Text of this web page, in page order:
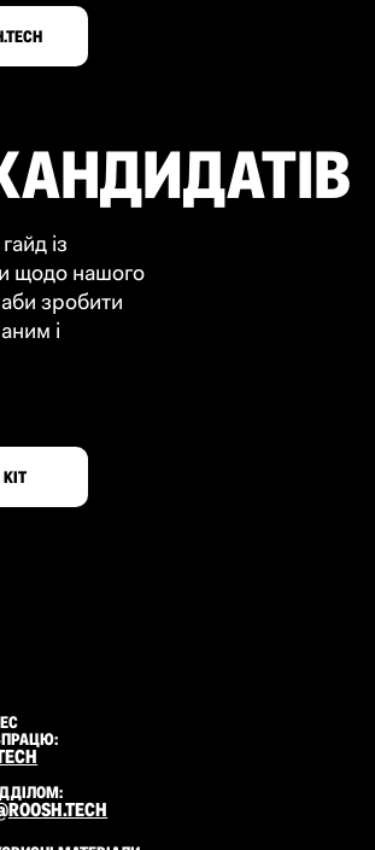
із
щодо нашого
зробити
і
KIT